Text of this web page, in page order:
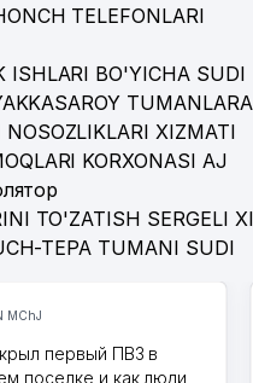
HUDUDIY NAZORAT
VA PROTEZLASH MILLIY
TELEFONLARI
ISHLARI BO'YICHA SUDI
XIZMATI
KORXONASI AJ
TO'ZATISH SERGELI
TEPA TUMANI SUDI
MChJ
первый ПВЗ в
поселке и как люди